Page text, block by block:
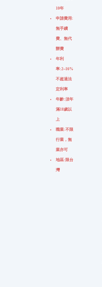
10年
申請費用:
無手續
費、無代
辦費
年利
率:2~16%
不超過法
定利率
年齡:須年
滿18歲以
上
職業:不限
行業，無
業亦可
地區:限台
灣